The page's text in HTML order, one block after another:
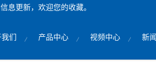
息更新，欢迎您的收藏。
们 产品中心 视频中心 新